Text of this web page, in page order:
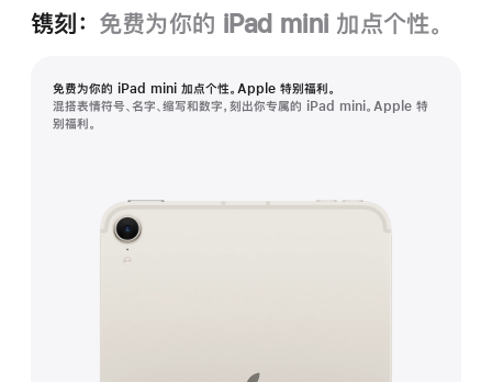
镌刻： 免费为你的 iPad mini 加点个性。
免费为你的 iPad mini 加点个性。Apple 特别福利。
混搭表情符号、名字、缩写和数字，刻出你专属的 iPad mini。Apple 特
别福利。